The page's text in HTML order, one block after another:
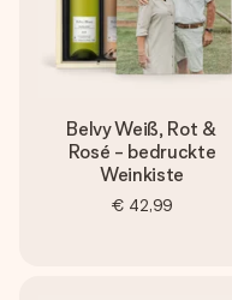
Belvy Weiß, Rot &
Rosé - bedruckte
Weinkiste
€ 42,99